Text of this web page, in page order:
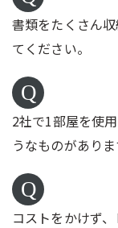
書類をたくさん
てください。
2社で1部屋を使
うなものがあり
コストをかけず